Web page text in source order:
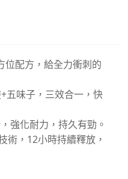
位配方，給全力衝刺的
五味子，三效合一，快
強化耐力，持久有勁。
術，12小時持續釋放，